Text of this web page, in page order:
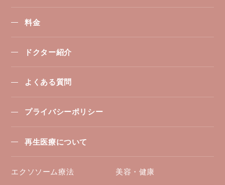
料金
ドクター紹介
よくある質問
プライバシーポリシー
再生医療について
エクソソーム療法 美容・健康